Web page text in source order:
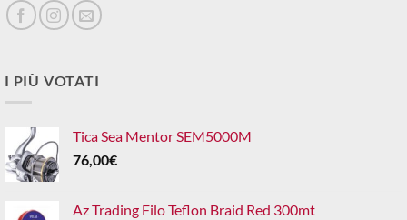
I PIÙ VOTATI
Tica Sea Mentor SEM5000M
76,00€
Az Trading Filo Teflon Braid Red 300mt